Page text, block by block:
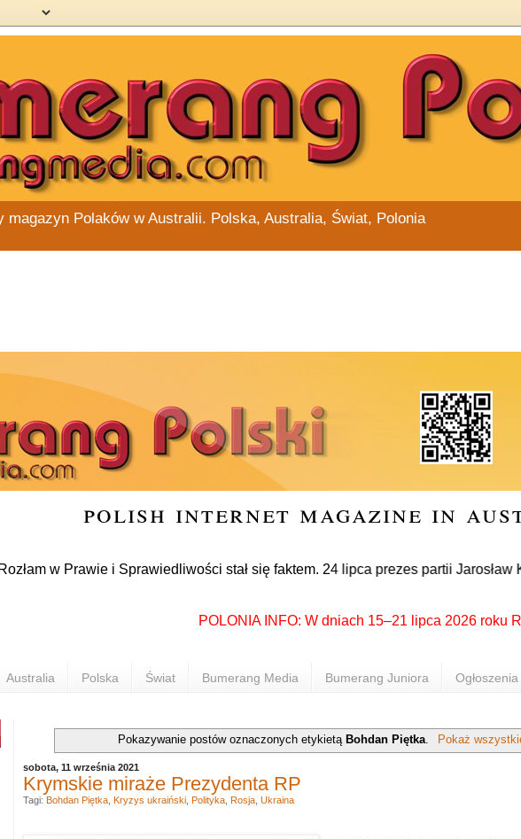
magazyn Polaków w Australii. Polska, Australia, Świat, Polonia
polish internet magazine in
w Prawie i Sprawiedliwości stał się faktem. 24 lipca prezes partii Jarosław
POLONIA INFO: W dniach 15–21 lipca 2026 roku
Australia Polska Świat Bumerang Media Bumerang Juniora Ogłoszenia
Pokazywanie postów oznaczonych etykietą Bohdan Piętka. Pokaż
sobota, 11 września 2021
Krymskie miraże Prezydenta RP
Tagi: Bohdan Piętka, Kryzys ukraiński, Polityka, Rosja, Ukraina